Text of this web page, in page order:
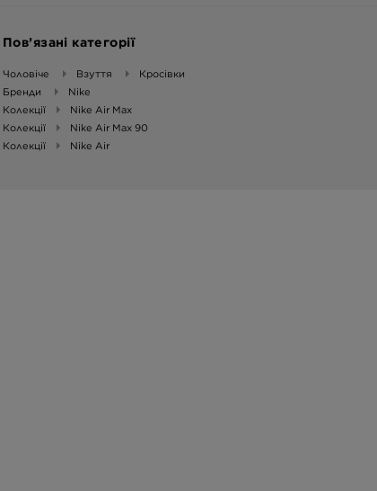
Пов’язані категорії
Чоловіче Взуття
Кросівки
Бренди
Nike
Колекції
Nike Air Max
Колекції
Nike Air Max 90
Колекції
Nike Air